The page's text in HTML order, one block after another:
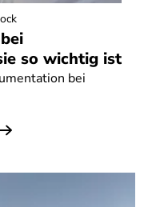
so wichtig ist
bei